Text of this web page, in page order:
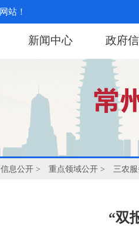
站！
新闻中心 政府
息公开 > 重点领域公开 > 三农
“双